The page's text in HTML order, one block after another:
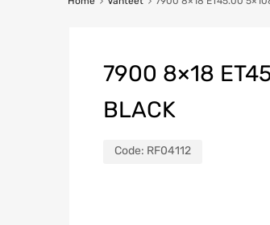
7900 8×18
BLACK
Code: RF04112